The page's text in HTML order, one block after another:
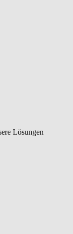
Lösungen